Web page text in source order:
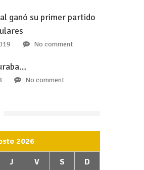
ganó su primer partido
No comment
No comment
2026
J V S D